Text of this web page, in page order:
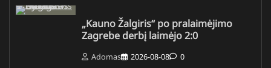
„Kauno Žalgiris“ po pralaimėjimo
Zagrebe derbį laimėjo 2:0
Adomas 2026-08-08 0